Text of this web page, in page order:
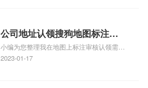
图标注服务中心面的存在。对于一些客户来
说，实体指路人地
公司地址认领搜狗地图标注多
久审核？公司地址认领地图标
注多久审核？
小编为您整理我在地图上标注审核认领需要
多久、我在地图上标注审核认领需要多久
2023-01-17